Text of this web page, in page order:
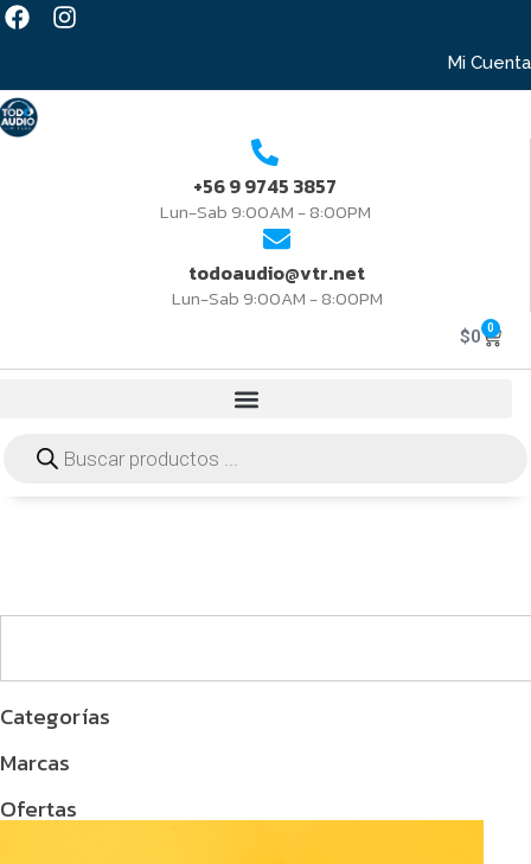
Mi Cuenta
+56 9 9745 3857
Lun-Sab 9:00AM - 8:00PM
todoaudio@vtr.net
Lun-Sab 9:00AM - 8:00PM
$0 0
Categorías
Marcas
Ofertas